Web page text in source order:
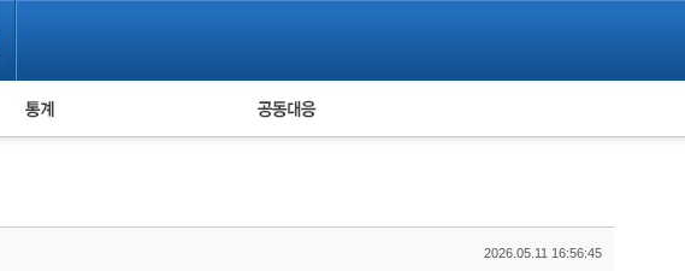
누적 피해사례 통계 피해자 공동대응
2026.05.11 16:56:45